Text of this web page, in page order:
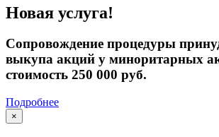
Новая услуга!
Сопровождение процедуры
выкупа акций у миноритарных
стоимость 250 000 руб.
Подробнее
×